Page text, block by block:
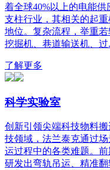
着全球40%以上的电能
支柱行业，其相关的起
地位。复杂流程，举重
挖掘机、巷道输送机、过
了解更多
科学实验室
创新引领尖端科技物料
技领域，法兰泰克通过
运过程中的各类难题。
研发出弯轨吊运、精准